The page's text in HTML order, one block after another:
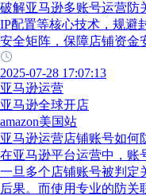
破解亚马逊多账号运营防
IP配置等核心技术，规避
安全矩阵，保障店铺资
2025-07-28 17:07:13
亚马逊运营
亚马逊全球开店
amazon美国站
亚马逊运营店铺账号如何
在亚马逊平台运营中，账
一旦多个店铺账号被判定
后果。而使用专业的防关